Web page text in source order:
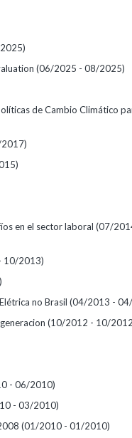
(06/2025 - 08/2025)
de Cambio Climático
en el sector laboral (07/
10/2013)
no Brasil (04/2013 -
(10/2012 - 10/
- 06/2010)
- 03/2010)
(01/2010 - 01/2010)